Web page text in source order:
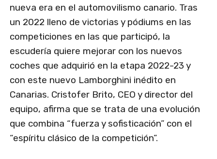
nueva era en el automovilismo canario. Tras
un 2022 lleno de victorias y pódiums en las
competiciones en las que participó, la
escudería quiere mejorar con los nuevos
coches que adquirió en la etapa 2022-23 y
con este nuevo Lamborghini inédito en
Canarias. Cristofer Brito, CEO y director del
equipo, afirma que se trata de una evolución
que combina “fuerza y sofisticación” con el
“espíritu clásico de la competición”.